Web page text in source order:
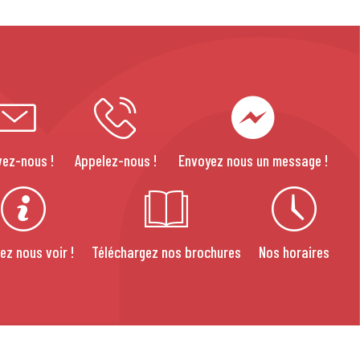
nous ! Appelez-nous ! Envoyez nous un message !
nous voir ! Téléchargez nos brochures Nos horaires